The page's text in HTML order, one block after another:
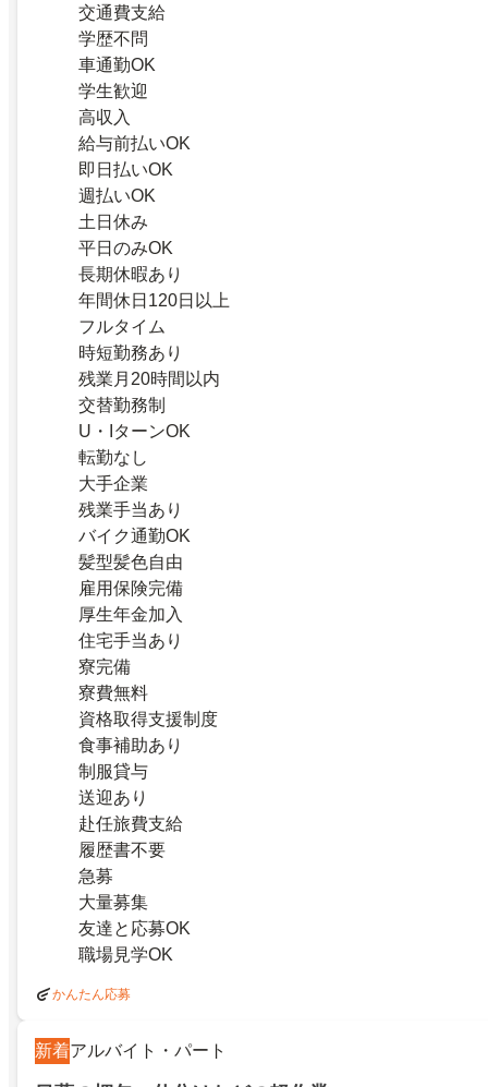
交通費支給
学歴不問
車通勤OK
学生歓迎
高収入
給与前払いOK
即日払いOK
週払いOK
土日休み
平日のみOK
長期休暇あり
年間休日120日以上
フルタイム
時短勤務あり
残業月20時間以内
交替勤務制
U・IターンOK
転勤なし
大手企業
残業手当あり
バイク通勤OK
髪型髪色自由
雇用保険完備
厚生年金加入
住宅手当あり
寮完備
寮費無料
資格取得支援制度
食事補助あり
制服貸与
送迎あり
赴任旅費支給
履歴書不要
急募
大量募集
友達と応募OK
職場見学OK
かんたん応募
新着アルバイト・パート